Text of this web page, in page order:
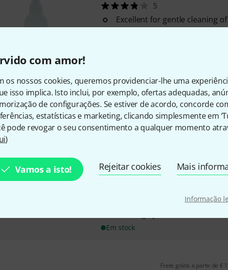
com amor!
os nossos cookies, queremos providenciar-lhe uma
isso implica. Isto inclui, por exemplo, ofertas adequadas,
de configurações. Se estiver de acordo, concorde
estatísticas e marketing, clicando simplesmente em
pode revogar o seu consentimento a qualquer momento
)
Vamos a isto! Rejeitar cookies Mais
Informação
5
Excellent for gentle cleaning
penetrate even hard-to-reach
Em stock
Brillant Gold Bath
Do not use on semi-precious
turquoises, pearls and corals
and immerse for a few
Em stock
Frete grátis a partir de €